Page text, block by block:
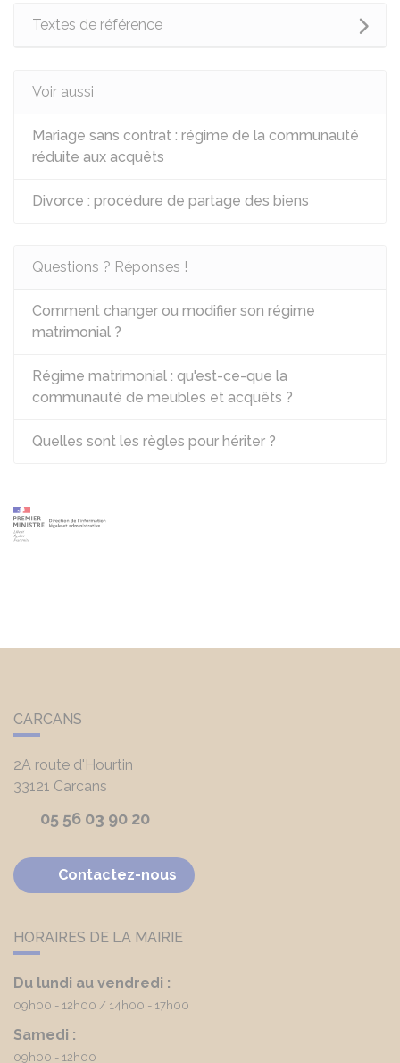
Textes de référence
Voir aussi
Mariage sans contrat : régime de la communauté
réduite aux acquêts
Divorce : procédure de partage des biens
Questions ? Réponses !
Comment changer ou modifier son régime
matrimonial ?
Régime matrimonial : qu'est-ce-que la
communauté de meubles et acquêts ?
Quelles sont les règles pour hériter ?
CARCANS
2A route d'Hourtin
33121 Carcans
05 56 03 90 20
Contactez-nous
HORAIRES DE LA MAIRIE
Du lundi au vendredi :
09h00 - 12h00 14h00 - 17h00
Samedi :
09h00 - 12h00